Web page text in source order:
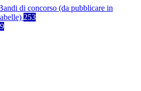
di concorso (da pubblicare in
253
9